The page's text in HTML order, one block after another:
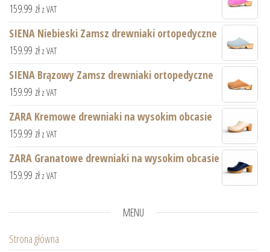
159.99 zł z VAT
SIENA Niebieski Zamsz drewniaki ortopedyczne
159.99 zł z VAT
SIENA Brązowy Zamsz drewniaki ortopedyczne
159.99 zł z VAT
ZARA Kremowe drewniaki na wysokim obcasie
159.99 zł z VAT
ZARA Granatowe drewniaki na wysokim obcasie
159.99 zł z VAT
MENU
Strona główna